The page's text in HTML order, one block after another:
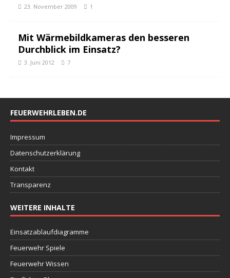
23. November 2009 1
Mit Wärmebildkameras den besseren
Durchblick im Einsatz?
3. Juni 2012 7
FEUERWEHRLEBEN.DE
Impressum
Datenschutzerklärung
Kontakt
Transparenz
WEITERE INHALTE
Einsatzablaufdiagramme
Feuerwehr Spiele
Feuerwehr Wissen